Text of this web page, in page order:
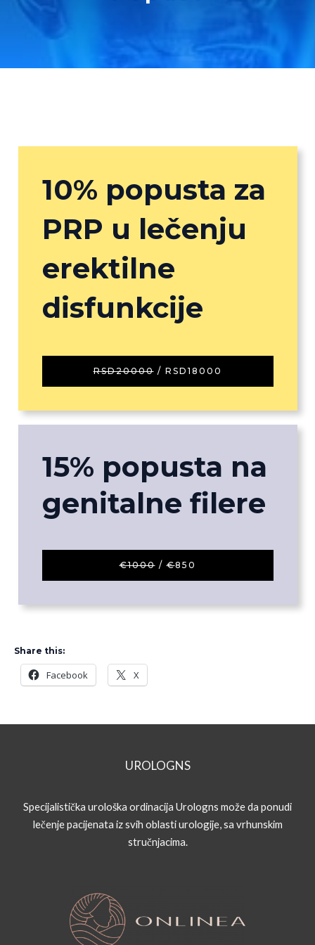
10% popusta za
PRP u lečenju
erektilne
disfunkcije
RSD20000/ RSD18000
15% popusta na
genitalne filere
€1000/€850
Share this:
Facebook X
UROLOGNS
Specijalistička urološka ordinacija Urologns može da ponudi
lečenje pacijenata iz svih oblasti urologije, sa vrhunskim
stručnjacima.